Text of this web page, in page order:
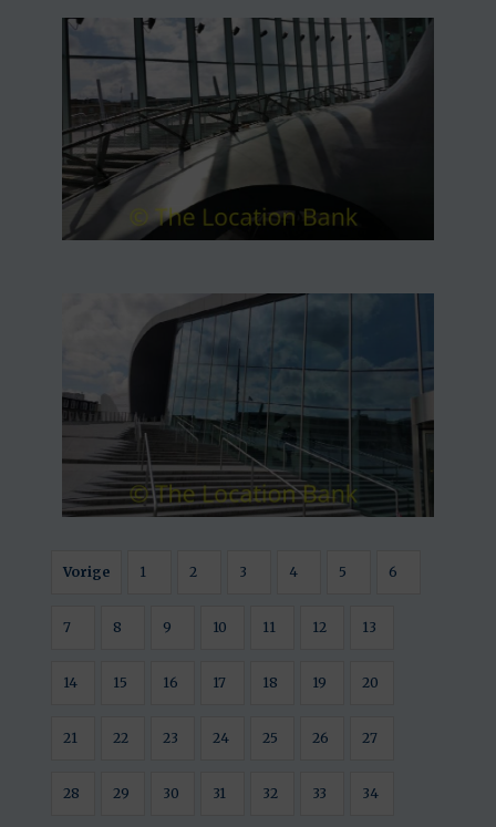
Vorige 1 2 3 4 5 6
7 8 9 10 11 12 13
14 15 16 17 18 19 20
21 22 23 24 25 26 27
28 29 30 31 32 33 34